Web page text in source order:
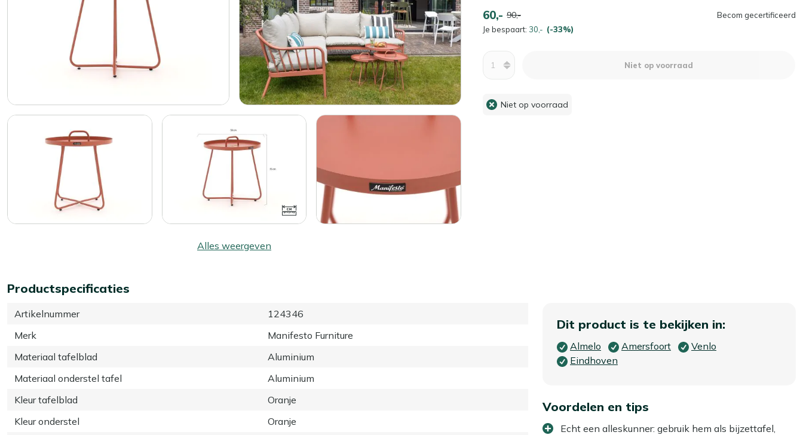
Alles weergeven
60,- 90,-
Je bespaart: 30,- (-33%)
Becom gecertificeerd
Niet op voorraad
Niet op voorraad
Productspecificaties
Artikelnummer
124346
Merk
Manifesto Furniture
Materiaal tafelblad
Aluminium
Materiaal onderstel tafel
Aluminium
Kleur tafelblad
Oranje
Kleur onderstel
Oranje
Dit product is te bekijken in:
Almelo Amersfoort
Venlo
Eindhoven
Voordelen en tips
Echt een alleskunner: gebruik hem als bijzettafel,